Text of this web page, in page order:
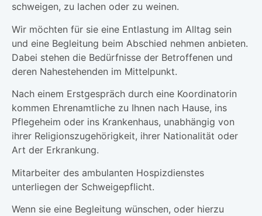
schweigen, zu lachen oder zu weinen.
Wir möchten für sie eine Entlastung im Alltag sein
und eine Begleitung beim Abschied nehmen anbieten.
Dabei stehen die Bedürfnisse der Betroffenen und
deren Nahestehenden im Mittelpunkt.
Nach einem Erstgespräch durch eine Koordinatorin
kommen Ehrenamtliche zu Ihnen nach Hause, ins
Pflegeheim oder ins Krankenhaus, unabhängig von
ihrer Religionszugehörigkeit, ihrer Nationalität oder
Art der Erkrankung.
Mitarbeiter des ambulanten Hospizdienstes
unterliegen der Schweigepflicht.
Wenn sie eine Begleitung wünschen, oder hierzu